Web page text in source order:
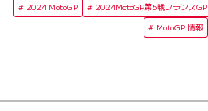
2024 MotoGP 2024MotoGP第5戦フランスGP
MotoGP 情報